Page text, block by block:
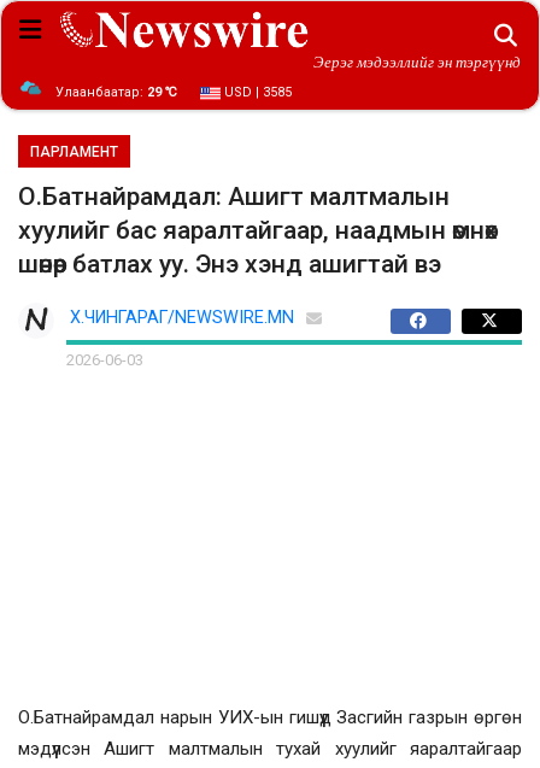
Эерэг мэдээллийг эн тэргүүнд
Улаанбаатар: 29 ℃ USD | 3585
ПАРЛАМЕНТ
О.Батнайрамдал: Ашигт малтмалын
хуулийг бас яаралтайгаар, наадмын өмнөх
шөнөөр батлах уу. Энэ хэнд ашигтай вэ
Х.ЧИНГАРАГ/NEWSWIRE.MN
2026-06-03
О.Батнайрамдал нарын УИХ-ын гишүүд Засгийн газрын өргөн
мэдүүлсэн Ашигт малтмалын тухай хуулийг яаралтайгаар